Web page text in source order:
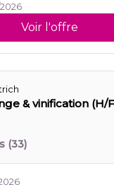
Voir l'offre
& vinification (H/
(33)